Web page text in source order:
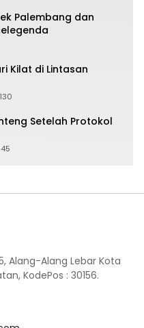
Palembang dan
Kilat di Lintasan
Setelah Protokol
Alang-Alang Lebar Kota
KodePos : 30156.